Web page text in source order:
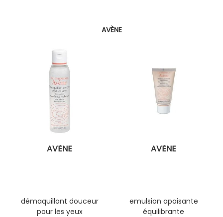
AVÈNE
AVÈNE
démaquillant douceur
pour les yeux
AVÈNE
emulsion apaisante
équilibrante